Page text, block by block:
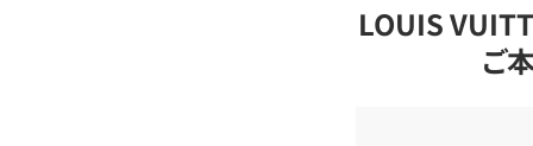
LOUIS
ご